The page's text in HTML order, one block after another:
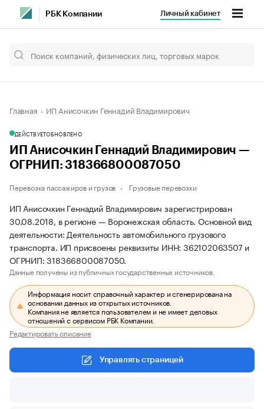
РБК Компании Личный кабинет
Главная ИП Анисочкин Геннадий Владимирович
ДЕЙСТВУЕТОБНОВЛЕНО
ИП Анисочкин Геннадий Владимирович —
ОГРНИП: 318366800087050
Перевозка пассажиров и грузов Грузовые перевозки
ИП Анисочкин Геннадий Владимирович зарегистрирован
30.08.2018, в регионе — Воронежская область. Основной вид
деятельности: Деятельность автомобильного грузового
транспорта. ИП присвоены реквизиты ИНН: 362102063507 и
ОГРНИП: 318366800087050.
Данные получены из публичных государственных источников.
Информация носит справочный характер и сгенерирована на
основании данных из открытых источников.
Компания не является пользователем и не имеет деловых
отношений с сервисом РБК Компании.
Редактировать описание
Управлять страницей